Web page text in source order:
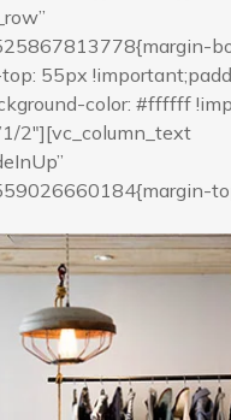
55px
color: #ffffff
2″][vc_column_text